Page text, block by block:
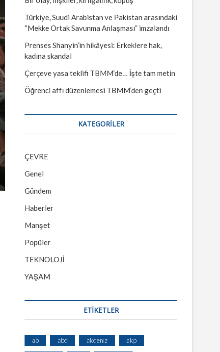
Türkiye, Suudi Arabistan ve Pakistan arasındaki
“Mekke Ortak Savunma Anlaşması” imzalandı
Prenses Shanyin’in hikâyesi: Erkeklere hak,
kadına skandal
Çerçeve yasa teklifi TBMM’de… İşte tam metin
Öğrenci affı düzenlemesi TBMM’den geçti
KATEGORILER
ÇEVRE
Genel
Gündem
Haberler
Manşet
Popüler
TEKNOLOJİ
YAŞAM
ETİKETLER
ab abd akdeniz akp